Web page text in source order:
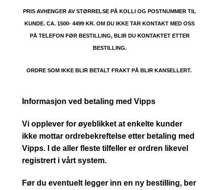
PRIS AVHENGER AV STØRRELSE PÅ KOLLI OG POSTNUMMER TIL
KUNDE. CA. 1500- 4499 KR. OM DU IKKE TAR KONTAKT MED OSS
PÅ TELEFON FØR BESTILLING, BLIR DU KONTAKTET ETTER
BESTILLING.
ORDRE SOM IKKE BLIR BETALT FRAKT PÅ BLIR KANSELLERT.
Informasjon ved betaling med Vipps
Vi opplever for øyeblikket at enkelte kunder
ikke mottar ordrebekreftelse etter betaling med
Vipps. I de aller fleste tilfeller er ordren likevel
registrert i vårt system.
Før du eventuelt legger inn en ny bestilling, ber